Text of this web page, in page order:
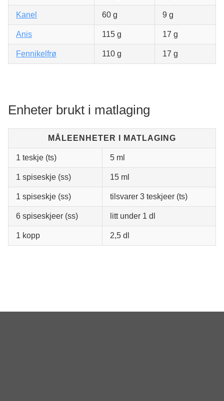
Kanel 60 g 9 g
Anis 115 g 17 g
Fennikelfrø 110 g 17 g
Enheter brukt i matlaging
MÅLEENHETER I MATLAGING
1 teskje (ts) 5 ml
1 spiseskje (ss) 15 ml
1 spiseskje (ss) tilsvarer 3 teskjeer (ts)
6 spiseskjeer (ss) litt under 1 dl
1 kopp 2,5 dl